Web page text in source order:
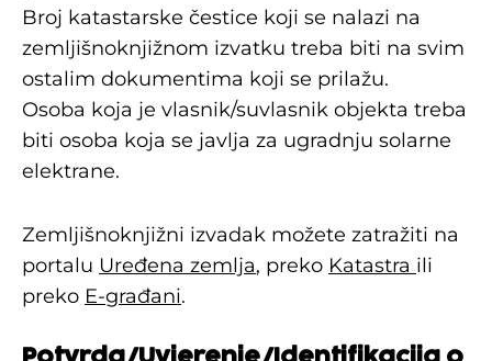
Broj katastarske čestice koji se nalazi na
zemljišnoknjižnom izvatku treba biti na svim
ostalim dokumentima koji se prilažu.
Osoba koja je vlasnik/suvlasnik objekta treba
biti osoba koja se javlja za ugradnju solarne
elektrane.
Zemljišnoknjižni izvadak možete zatražiti na
portalu Uređena zemlja, preko Katastra ili
preko E-građani.